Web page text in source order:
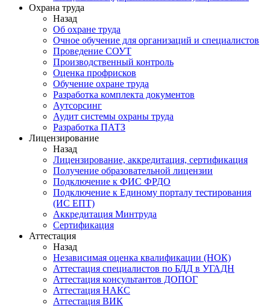
Охрана труда
Назад
Об охране труда
Очное обучение для организаций и специалистов
Проведение СОУТ
Производственный контроль
Оценка профрисков
Обучение охране труда
Разработка комплекта документов
Аутсорсинг
Аудит системы охраны труда
Разработка ПАТЗ
Лицензирование
Назад
Лицензирование, аккредитация, сертификация
Получение образовательной лицензии
Подключение к ФИС ФРДО
Подключение к Единому порталу тестирования
(ИС ЕПТ)
Аккредитация Минтруда
Сертификация
Аттестация
Назад
Независимая оценка квалификации (НОК)
Аттестация специалистов по БДД в УГАДН
Аттестация консультантов ДОПОГ
Аттестация НАКС
Аттестация ВИК